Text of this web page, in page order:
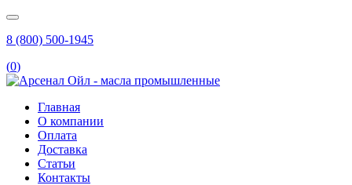
8 (800) 500-1945
(0)
Главная
О компании
Оплата
Доставка
Статьи
Контакты